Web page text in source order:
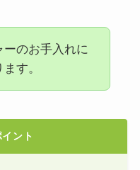
のお手入れに
す。
ント